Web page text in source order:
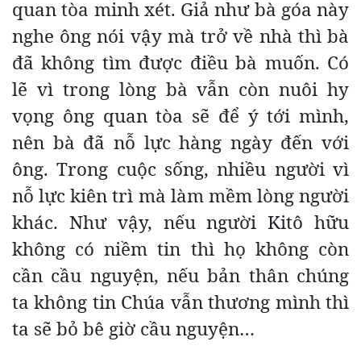
quan tòa minh xét. Giả như bà góa này
nghe ông nói vậy mà trở về nhà thì bà
đã không tìm được điều bà muốn. Có
lẽ vì trong lòng bà vẫn còn nuôi hy
vọng ông quan tòa sẽ để ý tới mình,
nên bà đã nỗ lực hàng ngày đến với
ông. Trong cuộc sống, nhiều người vì
nỗ lực kiên trì mà làm mềm lòng người
khác. Như vậy, nếu người Kitô hữu
không có niềm tin thì họ không còn
cần cầu nguyện, nếu bản thân chúng
ta không tin Chúa vẫn thương mình thì
ta sẽ bỏ bê giờ cầu nguyện…